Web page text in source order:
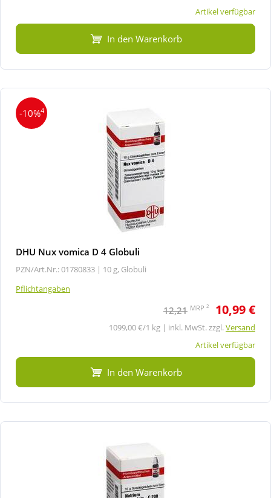
Artikel verfügbar
In den Warenkorb
-10%4
DHU Nux vomica D 4 Globuli
PZN/Art.Nr.: 01780833 | 10 g, Globuli
Pflichtangaben
12,21 MRP 2 10,99 €
1099,00 €/1 kg | inkl. MwSt. zzgl.Versand
Artikel verfügbar
In den Warenkorb